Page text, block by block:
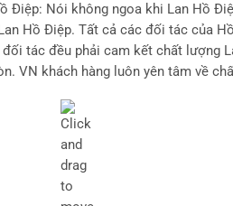
Điệp: Nói không ngoa khi Lan Hồ
Hồ Điệp. Tất cả các đối tác của
tác đều phải cam kết chất lượng
VN khách hàng luôn yên tâm về